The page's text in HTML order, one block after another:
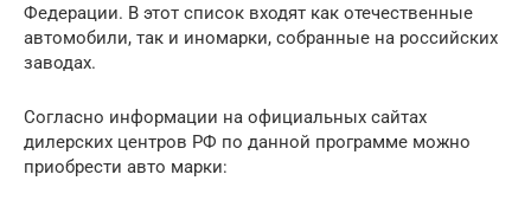
Федерации. В этот список входят как отечественные
автомобили, так и иномарки, собранные на российских
заводах.
Согласно информации на официальных сайтах
дилерских центров РФ по данной программе можно
приобрести авто марки: